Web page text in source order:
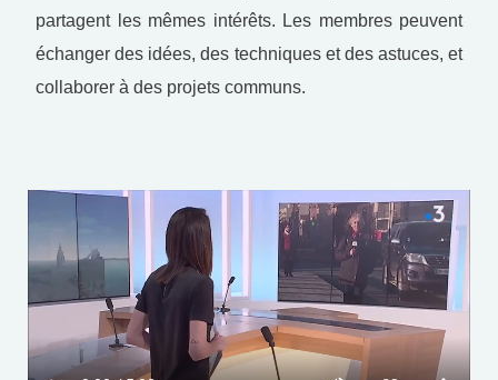
partagent les mêmes intérêts. Les membres peuvent
échanger des idées, des techniques et des astuces, et
collaborer à des projets communs.